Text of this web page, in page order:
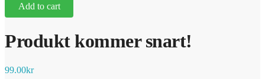
Add to cart
Produkt kommer snart!
99.00kr